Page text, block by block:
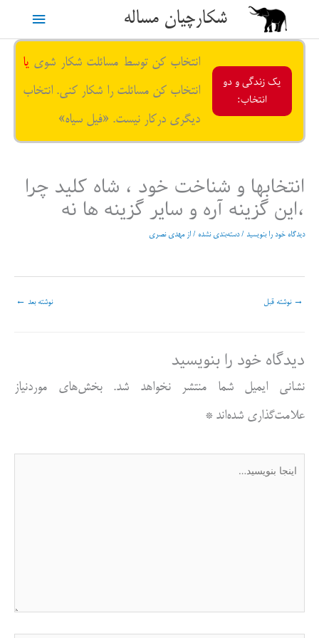
محتوا
شکارچیان مساله
فهرست
یک زندگی و دو
انتخاب:
انتخاب کن توسط مسائلت شکار شوی یا
انتخاب کن مسائلت را شکار کنی. انتخاب
دیگری درکار نیست. «فیل سیاه»
انتخابها و شناخت خود ، شاه کلید چرا
،این گزینه آره و سایر گزینه ها نه
دیدگاه‌ خود را بنویسید /دسته‌بندی نشده / از مهدی نصری
→ نوشته قبل نوشته بعد ←
دیدگاه‌ خود را بنویسید
نشانی ایمیل شما منتشر نخواهد شد.
بخش‌های موردنیاز
علامت‌گذاری شده‌اند*